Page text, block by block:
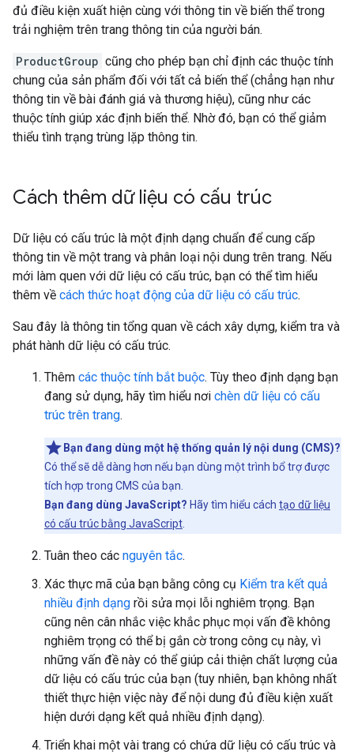
đủ điều kiện xuất hiện cùng với thông tin về biến thể trong
trải nghiệm trên trang thông tin của người bán.
ProductGroup cũng cho phép bạn chỉ định các thuộc tính
chung của sản phẩm đối với tất cả biến thể (chẳng hạn như
thông tin về bài đánh giá và thương hiệu), cũng như các
thuộc tính giúp xác định biến thể. Nhờ đó, bạn có thể giảm
thiểu tình trạng trùng lặp thông tin.
Cách thêm dữ liệu có cấu trúc
Dữ liệu có cấu trúc là một định dạng chuẩn để cung cấp
thông tin về một trang và phân loại nội dung trên trang. Nếu
mới làm quen với dữ liệu có cấu trúc, bạn có thể tìm hiểu
thêm về cách thức hoạt động của dữ liệu có cấu trúc.
Sau đây là thông tin tổng quan về cách xây dựng, kiểm tra và
phát hành dữ liệu có cấu trúc.
Thêm các thuộc tính bắt buộc. Tùy theo định dạng bạn
đang sử dụng, hãy tìm hiểu nơi chèn dữ liệu có cấu
trúc trên trang.
Bạn đang dùng một hệ thống quản lý nội dung (CMS)?
Có thể sẽ dễ dàng hơn nếu bạn dùng một trình bổ trợ được
tích hợp trong CMS của bạn.
Bạn đang dùng JavaScript? Hãy tìm hiểu cách tạo dữ liệu
có cấu trúc bằng JavaScript
Tuân theo các nguyên tắc.
Xác thực mã của bạn bằng công cụ Kiểm tra kết quả
nhiều định dạng rồi sửa mọi lỗi nghiêm trọng. Bạn
cũng nên cân nhắc việc khắc phục mọi vấn đề không
nghiêm trọng có thể bị gắn cờ trong công cụ này, vì
những vấn đề này có thể giúp cải thiện chất lượng của
dữ liệu có cấu trúc của bạn (tuy nhiên, bạn không nhất
thiết thực hiện việc này để nội dung đủ điều kiện xuất
hiện dưới dạng kết quả nhiều định dạng).
Triển khai một vài trang có chứa dữ liệu có cấu trúc và